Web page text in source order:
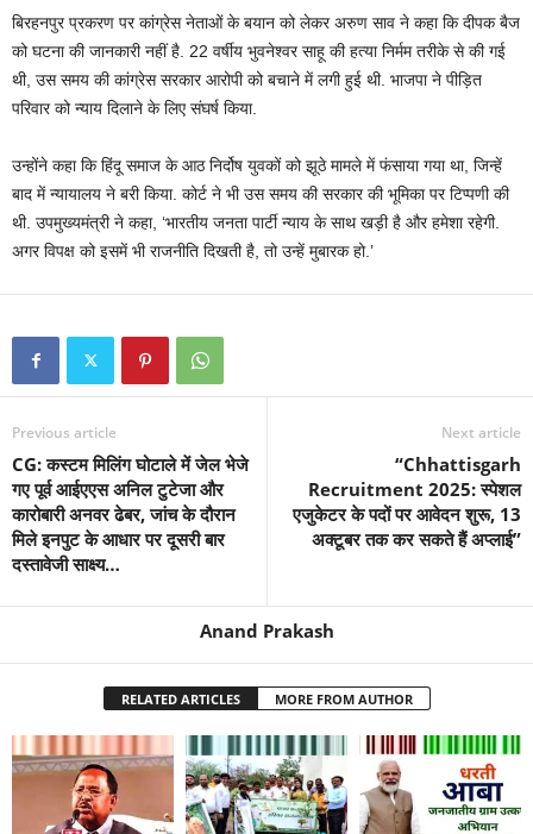
बिरहनपुर प्रकरण पर कांग्रेस नेताओं के बयान को लेकर अरुण साव ने कहा कि दीपक बैज
को घटना की जानकारी नहीं है. 22 वर्षीय भुवनेश्वर साहू की हत्या निर्मम तरीके से की गई
थी, उस समय की कांग्रेस सरकार आरोपी को बचाने में लगी हुई थी. भाजपा ने पीड़ित
परिवार को न्याय दिलाने के लिए संघर्ष किया.
उन्होंने कहा कि हिंदू समाज के आठ निर्दोष युवकों को झूठे मामले में फंसाया गया था, जिन्हें
बाद में न्यायालय ने बरी किया. कोर्ट ने भी उस समय की सरकार की भूमिका पर टिप्पणी की
थी. उपमुख्यमंत्री ने कहा, ‘भारतीय जनता पार्टी न्याय के साथ खड़ी है और हमेशा रहेगी.
अगर विपक्ष को इसमें भी राजनीति दिखती है, तो उन्हें मुबारक हो.’
Previous article
CG: कस्टम मिलिंग घोटाले में जेल भेजे
गए पूर्व आईएएस अनिल टुटेजा और
कारोबारी अनवर ढेबर, जांच के दौरान
मिले इनपुट के आधार पर दूसरी बार
दस्तावेजी साक्ष्य…
Next article
“Chhattisgarh
Recruitment 2025: स्पेशल
एजुकेटर के पदों पर आवेदन शुरू, 13
अक्टूबर तक कर सकते हैं अप्लाई”
Anand Prakash
RELATED ARTICLES MORE FROM AUTHOR